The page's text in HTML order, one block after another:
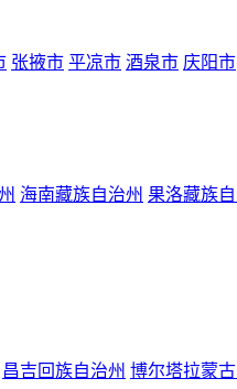
张掖市 平凉市 酒泉市 庆阳市
海南藏族自治州 果洛藏族
昌吉回族自治州 博尔塔拉蒙